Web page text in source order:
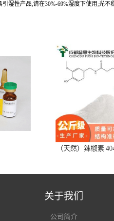
湿性产品,请在30%-69%湿度下使用;光
（天然）辣椒素
关于我们
公司简介